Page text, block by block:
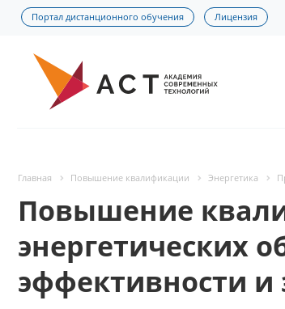
Портал дистанционного обучения Лицензия
Главная Повышение квалификации Энергетика
Повышение
энергетических
эффективности и